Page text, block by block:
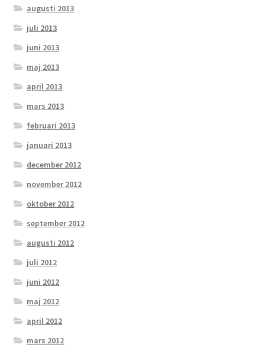
augusti 2013
juli 2013
juni 2013
maj 2013
april 2013
mars 2013
februari 2013
januari 2013
december 2012
november 2012
oktober 2012
september 2012
augusti 2012
juli 2012
juni 2012
maj 2012
april 2012
mars 2012